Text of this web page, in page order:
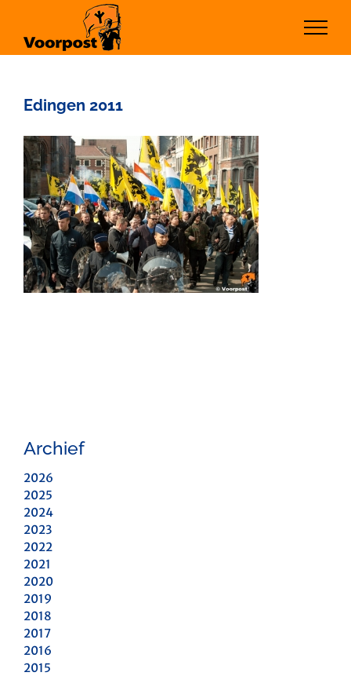
inhoud
Edingen 2011
Archief
2026
2025
2024
2023
2022
2021
2020
2019
2018
2017
2016
2015